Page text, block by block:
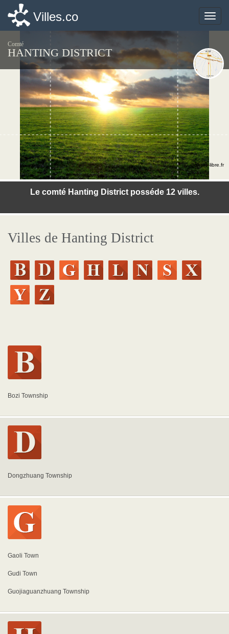
Toggle
Villes.co
Comté
HANTING DISTRICT
Le comté Hanting District posséde 12 villes.
©photo-libre.fr
Villes de Hanting District
Bozi Township
Dongzhuang Township
Gaoli Town
Gudi Town
Guojiaguanzhuang Township
Toggle
Villes.co